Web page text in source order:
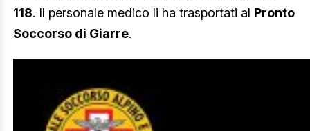
118. Il personale medico li ha trasportati al Pronto
Soccorso di Giarre.